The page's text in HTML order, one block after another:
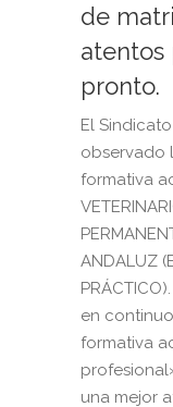
de
atentos
pronto.
El
observado
formativa
ANDALUZ
en
formativa
una mejor